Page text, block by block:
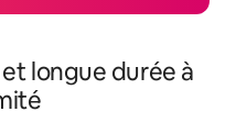
longue durée à